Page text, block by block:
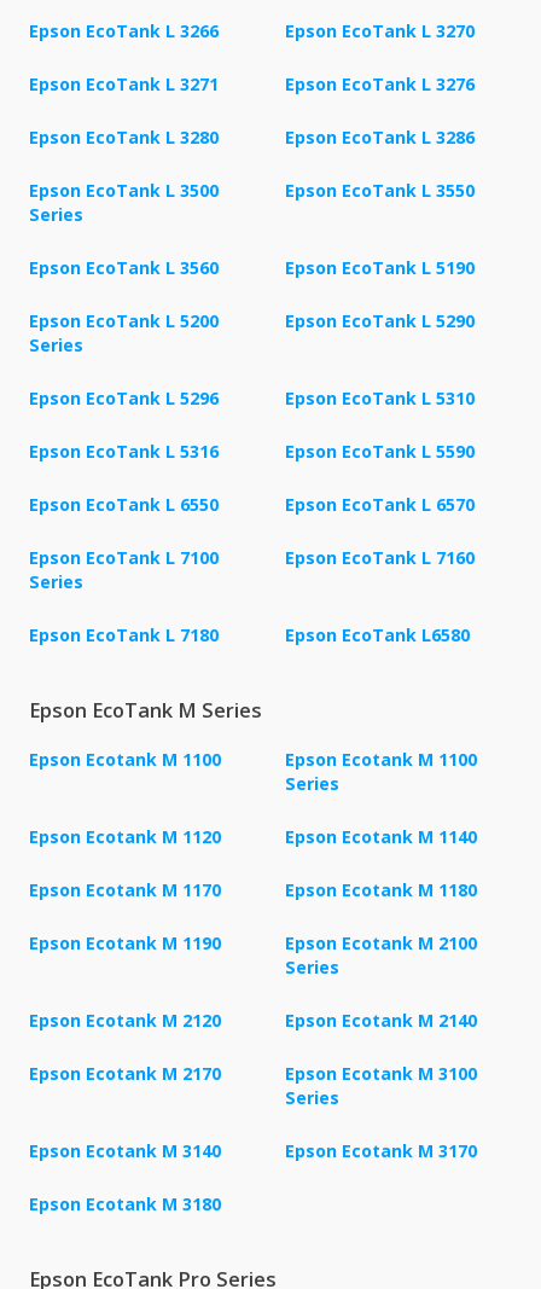
Epson EcoTank L 3266 Epson EcoTank L 3270
Epson EcoTank L 3271 Epson EcoTank L 3276
Epson EcoTank L 3280 Epson EcoTank L 3286
Epson EcoTank L 3500
Series
Epson EcoTank L 3550
Epson EcoTank L 3560 Epson EcoTank L 5190
Epson EcoTank L 5200
Series
Epson EcoTank L 5290
Epson EcoTank L 5296 Epson EcoTank L 5310
Epson EcoTank L 5316 Epson EcoTank L 5590
Epson EcoTank L 6550 Epson EcoTank L 6570
Epson EcoTank L 7100
Series
Epson EcoTank L 7160
Epson EcoTank L 7180 Epson EcoTank L6580
Epson EcoTank M Series
Epson Ecotank M 1100
Epson Ecotank M 1100
Series
Epson Ecotank M 1120 Epson Ecotank M 1140
Epson Ecotank M 1170 Epson Ecotank M 1180
Epson Ecotank M 1190
Epson Ecotank M 2100
Series
Epson Ecotank M 2120 Epson Ecotank M 2140
Epson Ecotank M 2170
Epson Ecotank M 3100
Series
Epson Ecotank M 3140 Epson Ecotank M 3170
Epson Ecotank M 3180
Epson EcoTank Pro Series